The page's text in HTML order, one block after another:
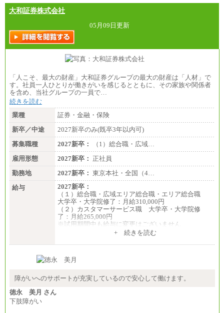
大和証券株式会社
05月09日更新
「人こそ、最大の財産」大和証券グループの最大の財産は「人材」で
す。社員一人ひとりが働きがいを感じるとともに、その家族や関係者
を含め、当社グループの一員で…
続きを読む
業種
証券・金融・保険
新卒／中途
2027新卒のみ(既卒3年以内可)
募集職種
2027新卒：
（1）総合職・広域…
雇用形態
2027新卒： 正社員
勤務地
2027新卒： 東京本社・全国（4…
給与
2027新卒：
（１）総合職・広域エリア総合職・エリア総合職
大学卒・大学院修了：月給310,000円
（２）カスタマーサービス職 大学卒・大学院修
了：月給265,000円
※試用期間中も給与に変更はございません
+ 続きを読む
障がいへのサポートが充実しているので安心して働けます。
徳永 美月 さん
下肢障がい